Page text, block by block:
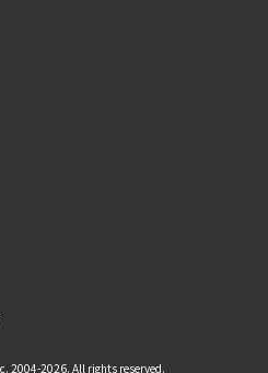
2004-2026. All rights reserved.